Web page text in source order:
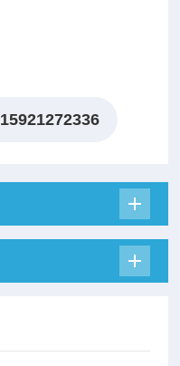
15921272336